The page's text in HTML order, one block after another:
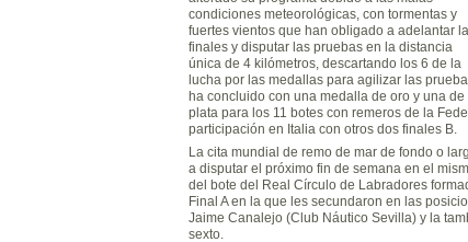
condiciones meteorológicas, con tormentas y
fuertes vientos que han obligado a adelantar
finales y disputar las pruebas en la distancia
única de 4 kilómetros, descartando los 6 de la
lucha por las medallas para agilizar las
ha concluido con una medalla de oro y una de
plata para los 11 botes con remeros de la
participación en Italia con otros dos finales B.
La cita mundial de remo de mar de fondo o
a disputar el próximo fin de semana en el
del bote del Real Círculo de Labradores
Final A en la que les secundaron en las
Jaime Canalejo (Club Náutico Sevilla) y la
sexto.